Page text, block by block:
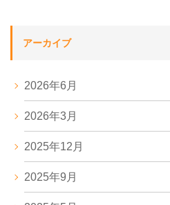
アーカイブ
2026年6月
2026年3月
2025年12月
2025年9月